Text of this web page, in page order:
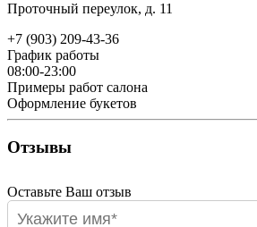
АВТОРСКИЕ БУКЕТЫ
БУКЕТЫ РОЗ
ГОРШЕЧНЫЕ РАСТЕНИЯ
Проточный переулок, д. 11
+7 (903) 209-43-36
График работы
08:00-23:00
Примеры работ салона
Оформление букетов
Отзывы
Оставьте Ваш отзыв